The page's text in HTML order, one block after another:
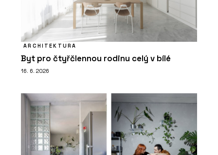
ARCHITEKTURA
Byt pro čtyřčlennou rodinu celý v bílé
16. 6. 2026